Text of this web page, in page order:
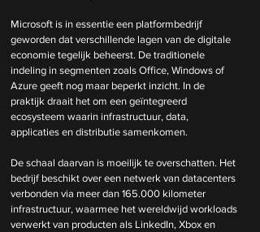
Microsoft is in essentie een platformbedrijf
geworden dat verschillende lagen van de digitale
economie tegelijk beheerst. De traditionele
indeling in segmenten zoals Office, Windows of
Azure geeft nog maar beperkt inzicht. In de
praktijk draait het om een geïntegreerd
ecosysteem waarin infrastructuur, data,
applicaties en distributie samenkomen.
De schaal daarvan is moeilijk te overschatten. Het
bedrijf beschikt over een netwerk van datacenters
verbonden via meer dan 165.000 kilometer
infrastructuur, waarmee het wereldwijd workloads
verwerkt van producten als LinkedIn, Xbox en